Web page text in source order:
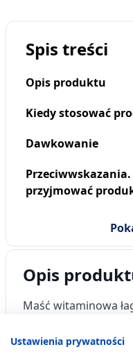
Spis treści
Opis produktu
Kiedy stosować
Dawkowanie
przyjmować
Opis
Maść witaminowa
odmrożeniami,
Ustawienia prywatności